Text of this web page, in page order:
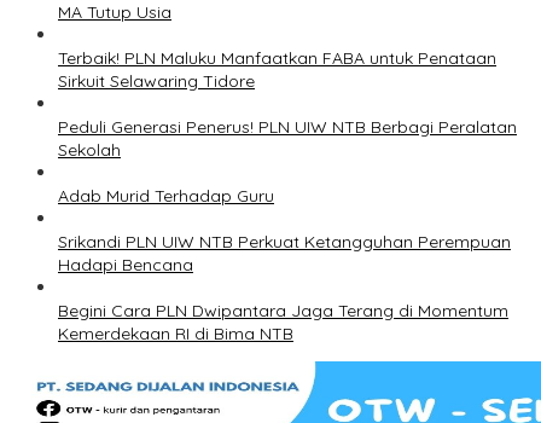
MA Tutup Usia
Terbaik! PLN Maluku Manfaatkan FABA untuk Penataan
Sirkuit Selawaring Tidore
Peduli Generasi Penerus! PLN UIW NTB Berbagi Peralatan
Sekolah
Adab Murid Terhadap Guru
Srikandi PLN UIW NTB Perkuat Ketangguhan Perempuan
Hadapi Bencana
Begini Cara PLN Dwipantara Jaga Terang di Momentum
Kemerdekaan RI di Bima NTB